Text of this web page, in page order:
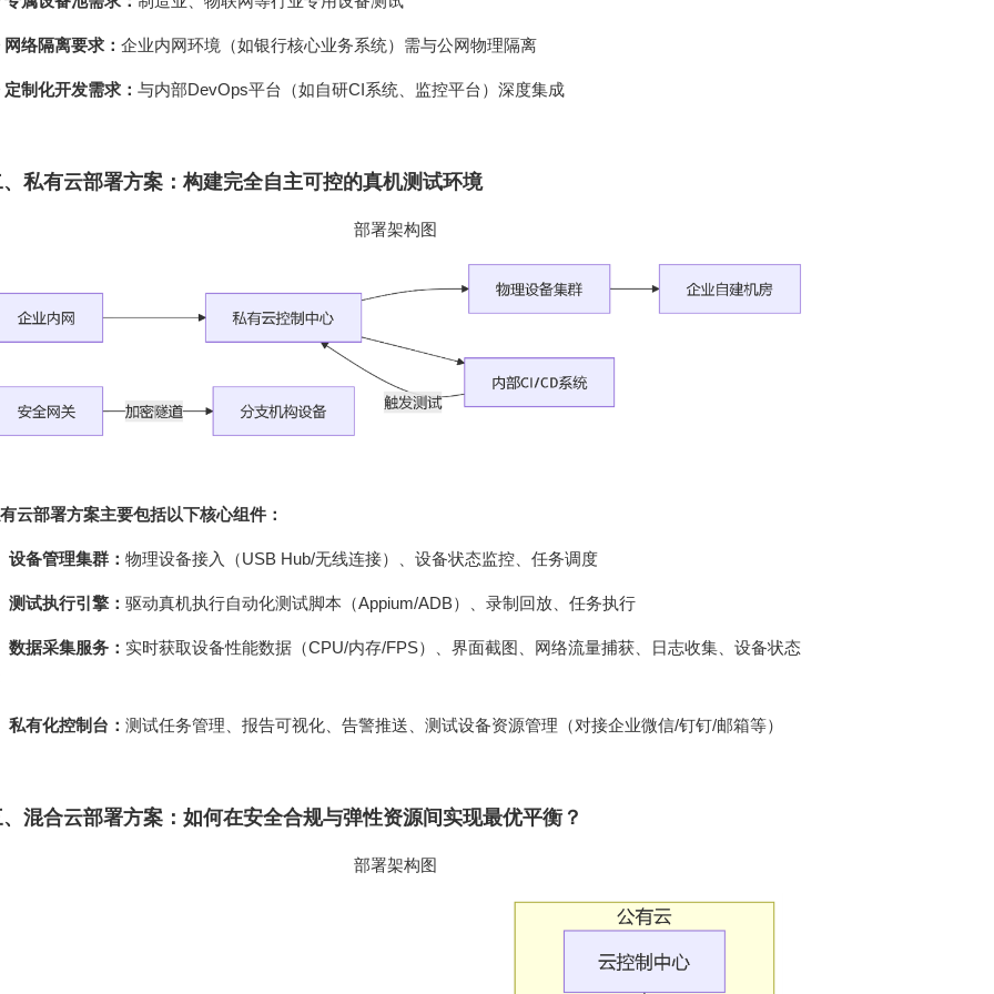
络隔离要求： 企业内网环境（如银行核心业务系统）需与公网物理隔离
制化开发需求： 与内部DevOps平台（如自研CI系统、监控平台）深度集成
私有云部署方案：构建完全自主可控的真机测试环境
部署架构图
云部署方案主要包括以下核心组件：
设备管理集群： 物理设备接入（USB Hub/无线连接）、设备状态监控、任务调度
测试执行引擎： 驱动真机执行自动化测试脚本（Appium/ADB）、录制回放、任务执行
数据采集服务：
私有化控制台： 测试任务管理、报告可视化、告警推送、测试设备资源管理（对接企业微信/钉钉/邮箱等）
、混合云部署方案：如何在安全合规与弹性资源间实现最优平衡？
部署架构图